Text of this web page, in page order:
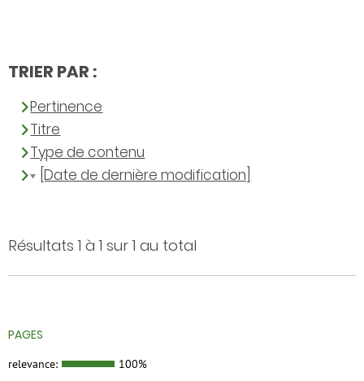
Résultats 1 à 1 sur 1 au total
PAGES
relevance: 100%
TRIER PAR :
Pertinence
Titre
Type de contenu
[Date de dernière modification]